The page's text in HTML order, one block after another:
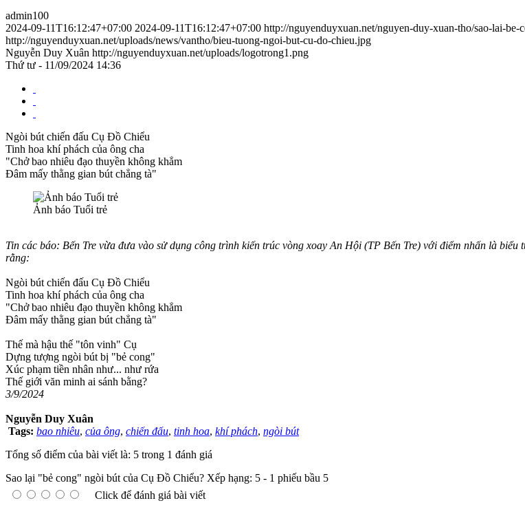
admin100
2024-09-11T16:12:47+07:00 2024-09-11T16:12:47+07:00 http://nguyenduyxuan.net/nguyen-duy-xuan-tho/sao-lai-
http://nguyenduyxuan.net/uploads/news/vantho/bieu-tuong-ngoi-but-cu-do-chieu.jpg
Nguyễn Duy Xuân http://nguyenduyxuan.net/uploads/logotrong1.png
Thứ tư - 11/09/2024 14:36
Ngòi bút chiến đấu Cụ Đồ Chiểu
Tinh hoa khí phách của ông cha
"Chở bao nhiêu đạo thuyền không khẳm
Đâm mấy thằng gian bút chẳng tà"
Ảnh báo Tuổi trẻ
Tin các báo: Bến Tre vừa đưa vào sử dụng công trình kiến trúc vòng xoay An Hội (TP Bến Tre) với điểm nhấn là
rằng:
Ngòi bút chiến đấu Cụ Đồ Chiểu
Tinh hoa khí phách của ông cha
"Chở bao nhiêu đạo thuyền không khẳm
Đâm mấy thằng gian bút chẳng tà"
Thế mà hậu thế "tôn vinh" Cụ
Dựng tượng ngòi bút bị "bẻ cong"
Xúc phạm tiền nhân như... như rứa
Thế giới văn minh ai sánh bằng?
3/9/2024
Nguyễn Duy Xuân
Tags: bao nhiêu, của ông, chiến đấu, tinh hoa, khí phách, ngòi bút
Tổng số điểm của bài viết là: 5 trong 1 đánh giá
Sao lại "bẻ cong" ngòi bút của Cụ Đồ Chiểu? Xếp hạng: 5 - 1 phiếu bầu 5
Click để đánh giá bài viết